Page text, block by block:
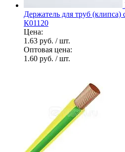
Держатель для труб
К01120
Цена:
1.63 руб. / шт.
Оптовая цена:
1.60 руб. / шт.